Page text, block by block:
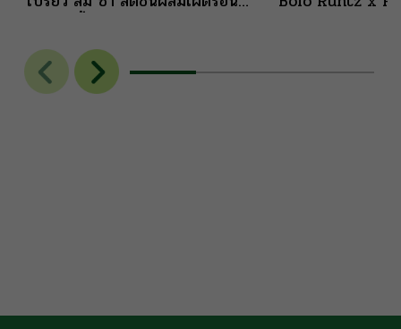
สัมผัส เหมาะที่จะร่วมแบ่งปันให้กับ
คนรัก